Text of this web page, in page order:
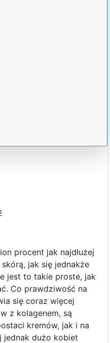
procent jak najdłużej
skórą, jak się jednakże
jest to takie proste, jak
Co prawdziwość na
się coraz więcej
z kolagenem, są
kremów, jak i na
jednak dużo kobiet